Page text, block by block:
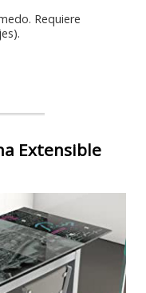
Requiere
Extensible